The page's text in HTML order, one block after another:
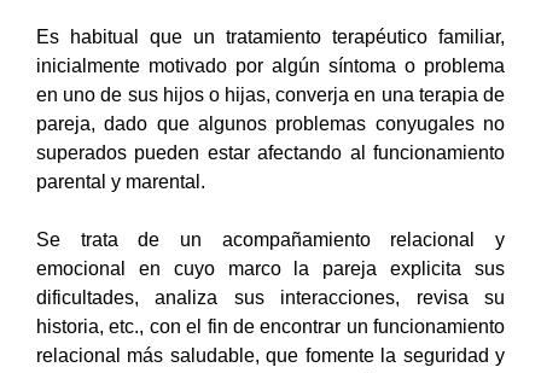
Es habitual que un tratamiento terapéutico familiar,
inicialmente motivado por algún síntoma o problema
en uno de sus hijos o hijas, converja en una terapia de
pareja, dado que algunos problemas conyugales no
superados pueden estar afectando al funcionamiento
parental y marental.
Se trata de un acompañamiento relacional y
emocional en cuyo marco la pareja explicita sus
dificultades, analiza sus interacciones, revisa su
historia, etc., con el fin de encontrar un funcionamiento
relacional más saludable, que fomente la seguridad y